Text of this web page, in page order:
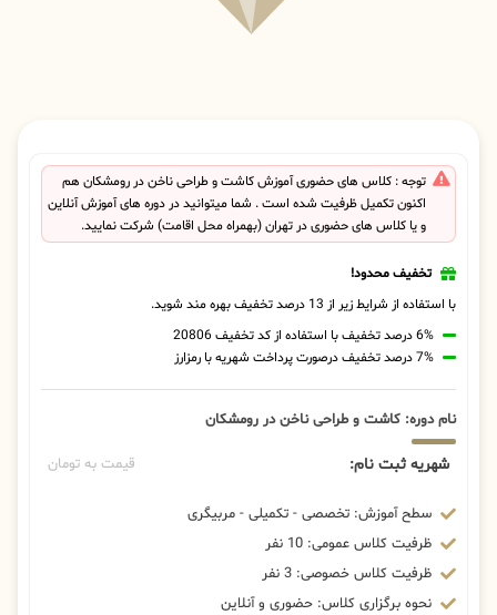
توجه : کلاس های حضوری آموزش کاشت و طراحی ناخن در رومشکان هم
اکنون تکمیل ظرفیت شده است . شما میتوانید در دوره های آموزش آنلاین
و یا کلاس های حضوری در تهران (بهمراه محل اقامت) شرکت نمایید.
تخفیف محدود!
با استفاده از شرایط زیر از 13 درصد تخفیف بهره مند شوید.
6% درصد تخفیف با استفاده از کد تخفیف 20806
7% درصد تخفیف درصورت پرداخت شهریه با رمزارز
نام دوره: کاشت و طراحی ناخن در رومشکان
شهریه ثبت نام: قیمت به تومان
سطح آموزش: تخصصی - تکمیلی - مربیگری
ظرفیت کلاس عمومی: 10 نفر
ظرفیت کلاس خصوصی: 3 نفر
نحوه برگزاری کلاس: حضوری و آنلاین